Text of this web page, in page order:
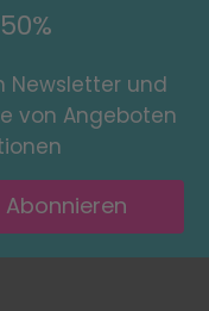
Newsletter und
von Angeboten
Abonnieren